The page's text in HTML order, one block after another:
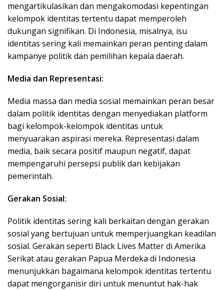
mengartikulasikan dan mengakomodasi kepentingan
kelompok identitas tertentu dapat memperoleh
dukungan signifikan. Di Indonesia, misalnya, isu
identitas sering kali memainkan peran penting dalam
kampanye politik dan pemilihan kepala daerah.
Media dan Representasi:
Media massa dan media sosial memainkan peran besar
dalam politik identitas dengan menyediakan platform
bagi kelompok-kelompok identitas untuk
menyuarakan aspirasi mereka. Representasi dalam
media, baik secara positif maupun negatif, dapat
mempengaruhi persepsi publik dan kebijakan
pemerintah.
Gerakan Sosial:
Politik identitas sering kali berkaitan dengan gerakan
sosial yang bertujuan untuk memperjuangkan keadilan
sosial. Gerakan seperti Black Lives Matter di Amerika
Serikat atau gerakan Papua Merdeka di Indonesia
menunjukkan bagaimana kelompok identitas tertentu
dapat mengorganisir diri untuk menuntut hak-hak